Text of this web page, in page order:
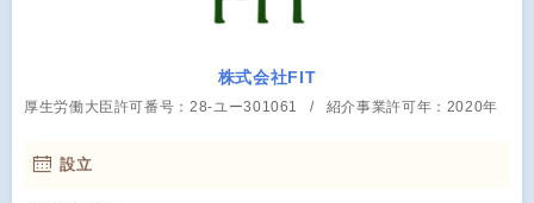
株式会社FIT
厚生労働大臣許可番号：28-ユー301061 紹介事業許可年：2020年
設立